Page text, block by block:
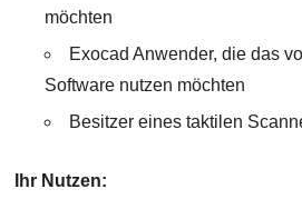
möchten
Exocad Anwender, die das
Software nutzen möchten
Besitzer eines taktilen
Ihr Nutzen: